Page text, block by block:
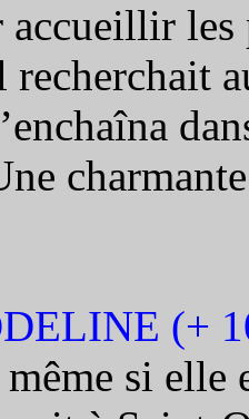
recherchait
(+
si elle